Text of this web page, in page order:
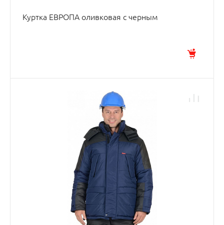
Куртка ЕВРОПА оливковая с черным